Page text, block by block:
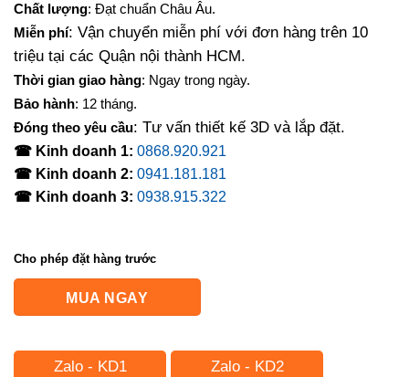
Chất lượng: Đạt chuẩn Châu Âu.
Miễn phí: Vận chuyển miễn phí với đơn hàng trên 10
triệu tại các Quận nội thành HCM.
Thời gian giao hàng: Ngay trong ngày.
Bảo hành: 12 tháng.
Đóng theo yêu cầu: Tư vấn thiết kế 3D và lắp đặt.
☎ Kinh doanh 1: 0868.920.921
☎ Kinh doanh 2: 0941.181.181
☎ Kinh doanh 3: 0938.915.322
Cho phép đặt hàng trước
MUA NGAY
Zalo - KD1 Zalo - KD2